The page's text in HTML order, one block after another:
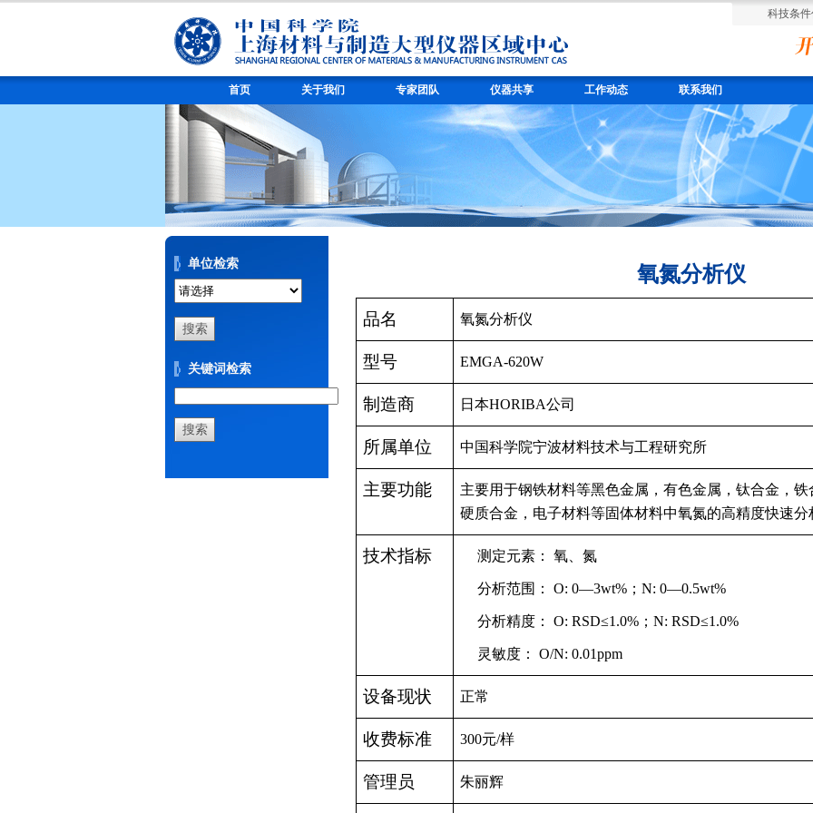
科技条
首页 关于我们 专家团队 仪器共享 工作动态 联系我们
单位检索
关键词检索
氧氮分析仪
品名 氧氮分析仪
型号 EMGA-620W
制造商 日本HORIBA公司
所属单位 中国科学院宁波材料技术与工程研究所
主要功能
主要用于钢铁材料等黑色金属，有色金属，钛合金，铁
硬质合金，电子材料等固体材料中氧氮的高精度快速分
技术指标 测定元素： 氧、氮
分析范围： O: 0—3wt%；N: 0—0.5wt%
分析精度： O: RSD≤1.0%；N: RSD≤1.0%
灵敏度： O/N: 0.01ppm
设备现状 正常
收费标准 300元/样
管理员 朱丽辉